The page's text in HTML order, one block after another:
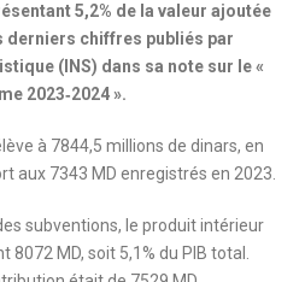
5,2% de la valeur ajoutée
derniers chiffres publiés par
(INS) dans sa note sur le «
2023‑2024 ».
à 7844,5 millions de dinars, en
aux 7343 MD enregistrés en 2023.
subventions, le produit intérieur
MD, soit 5,1% du PIB total.